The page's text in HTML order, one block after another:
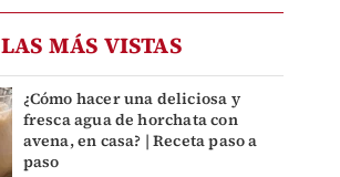
LAS MÁS VISTAS
¿Cómo hacer una deliciosa y
fresca agua de horchata con
avena, en casa? | Receta paso a
paso